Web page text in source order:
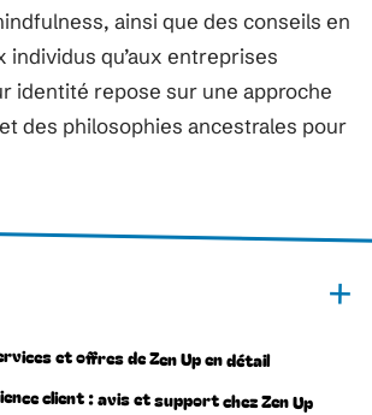
ainsi que des conseils en
individus qu’aux entreprises
identité repose sur une approche
des philosophies ancestrales pour
et offres de Zen Up en détail
client : avis et support chez Zen Up